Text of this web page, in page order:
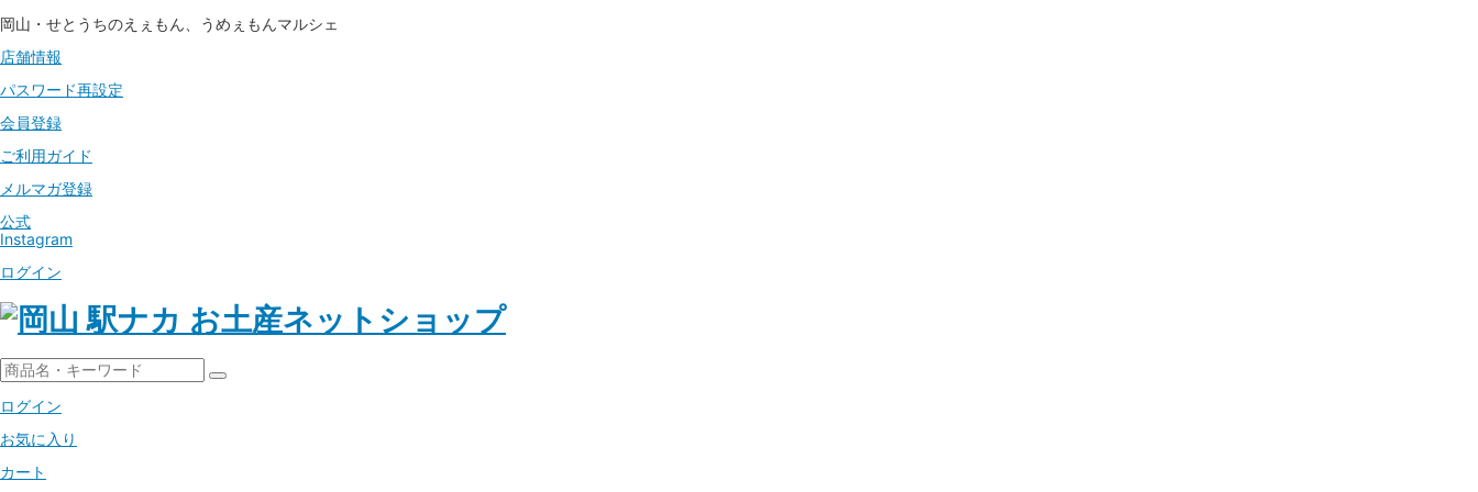
岡山・せとうちのえぇもん、うめぇもんマルシェ
店舗情報
パスワード再設定
会員登録
ご利用ガイド
メルマガ登録
公式
Instagram
ログイン
ログイン
お気に入り
カート